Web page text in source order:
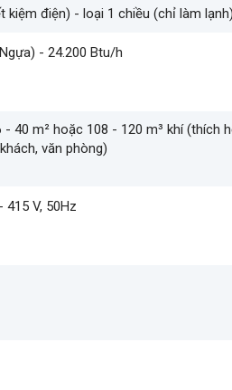
kiệm điện) - loại 1 chiều (chỉ làm
- 24.200 Btu/h
- 40 m² hoặc 108 - 120 m³ khí (thích
văn phòng)
415 V, 50Hz